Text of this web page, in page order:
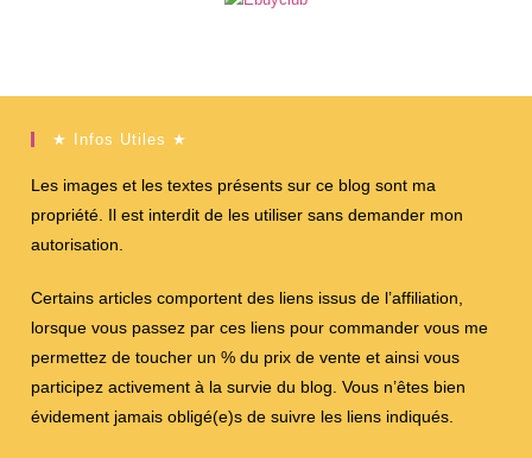
★ Infos Utiles ★
Les images et les textes présents sur ce blog sont ma
propriété. Il est interdit de les utiliser sans demander mon
autorisation.
Certains articles comportent des liens issus de l’affiliation,
lorsque vous passez par ces liens pour commander vous me
permettez de toucher un % du prix de vente et ainsi vous
participez activement à la survie du blog. Vous n’êtes bien
évidement jamais obligé(e)s de suivre les liens indiqués.